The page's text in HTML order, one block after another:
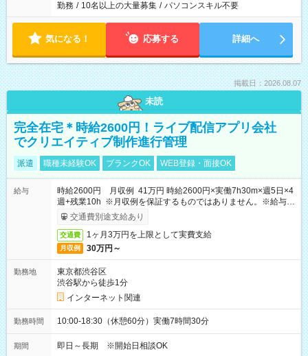
勤務 / 10名以上の大量募集 / パソコンスキル不要
気になる！ 応募する 詳細へ
掲載日：2026.08.07
未読
完全在宅＊時給2600円！ライブ配信アプリ会社
でクリエイティブ制作進行管理
派遣 職種未経験OK ブランクOK WEB登録・面接OK
給与
時給2600円 月収例 41万円 時給2600円×実働7h30m×週5日×4
週+残業10h ※月収例を保証するものではありません。※給与即
受取りサービス利用可（利用条件有）
交通費別途支給あり
交通費 1ヶ月3万円を上限として実費支給
月収例 30万円～
勤務地
東京都渋谷区
渋谷駅から徒歩1分
インターネット関連
勤務時間 10:00-18:30（休憩60分）実働7時間30分
期間 即日～長期 ※開始日相談OK